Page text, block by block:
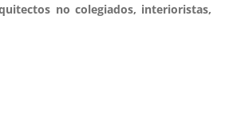
no colegiados, interioristas,